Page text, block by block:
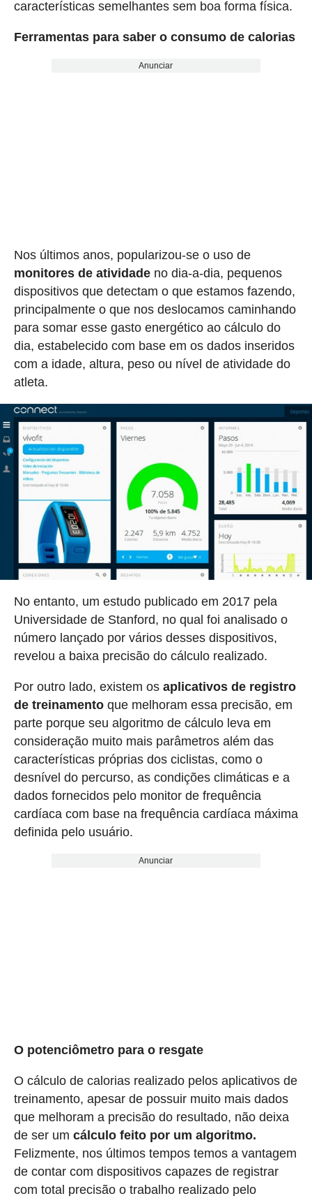
características semelhantes sem boa forma física.
Ferramentas para saber o consumo de calorias
Anunciar
Nos últimos anos, popularizou-se o uso de
monitores de atividadeno dia-a-dia, pequenos
dispositivos que detectam o que estamos fazendo,
principalmente o que nos deslocamos caminhando
para somar esse gasto energético ao cálculo do
dia, estabelecido com base em os dados inseridos
com a idade, altura, peso ou nível de atividade do
atleta.
No entanto, um estudo publicado em 2017 pela
Universidade de Stanford, no qual foi analisado o
número lançado por vários desses dispositivos,
revelou a baixa precisão do cálculo realizado.
Por outro lado, existem os aplicativos de registro
de treinamentoque melhoram essa precisão, em
parte porque seu algoritmo de cálculo leva em
consideração muito mais parâmetros além das
características próprias dos ciclistas, como o
desnível do percurso, as condições climáticas e a
dados fornecidos pelo monitor de frequência
cardíaca com base na frequência cardíaca máxima
definida pelo usuário.
Anunciar
O potenciômetro para o resgate
O cálculo de calorias realizado pelos aplicativos de
treinamento, apesar de possuir muito mais dados
que melhoram a precisão do resultado, não deixa
de ser um cálculo feito por um algoritmo.
Felizmente, nos últimos tempos temos a vantagem
de contar com dispositivos capazes de registrar
com total precisão o trabalho realizado pelo